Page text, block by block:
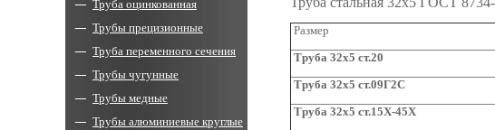
Размер
Труба 32х5 ст.20
Труба 32х5 ст.09Г2С
Труба 32х5 ст.15Х-45Х
Труба оцинкованная
Трубы прецизионные
Труба переменного сечения
Трубы чугунные
Трубы медные
Трубы алюминиевые круглые